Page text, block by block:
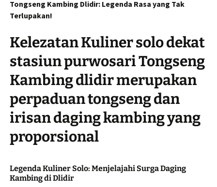
Tongseng Kambing Dlidir: Legenda Rasa yang Tak
Terlupakan!
Kelezatan Kuliner solo dekat
stasiun purwosari Tongseng
Kambing dlidir merupakan
perpaduan tongseng dan
irisan daging kambing yang
proporsional
Legenda Kuliner Solo: Menjelajahi Surga Daging
Kambing di Dlidir